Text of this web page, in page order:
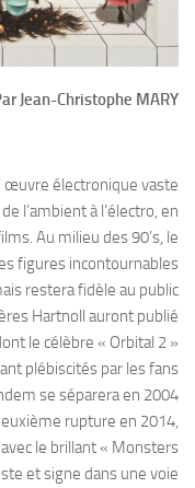
Jean-Christophe MARY
œuvre électronique vaste
l’ambient à l’électro, en
Au milieu des 90’s, le
figures incontournables
restera fidèle au public
Hartnoll auront publié
le célèbre « Orbital 2 »
plébiscités par les fans
se séparera en 2004
rupture en 2014,
le brillant « Monsters
et signe dans une voie